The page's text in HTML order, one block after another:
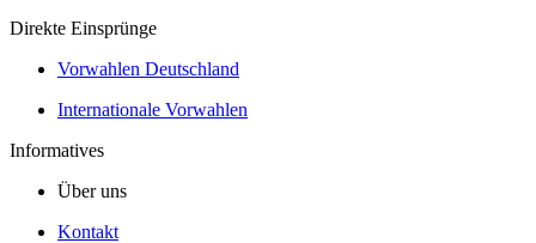
Direkte Einsprünge
Vorwahlen Deutschland
Internationale Vorwahlen
Informatives
Über uns
Kontakt